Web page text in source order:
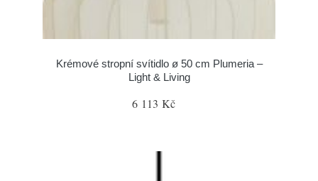
Krémové stropní svítidlo ø 50 cm Plumeria –
Light & Living
6 113 Kč